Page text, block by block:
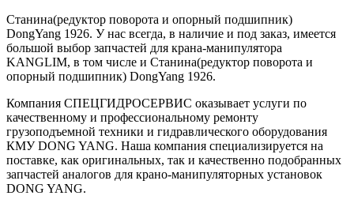
Станина(редуктор поворота и опорный подшипник)
DongYang 1926. У нас всегда, в наличие и под заказ, имеется
большой выбор запчастей для крана-манипулятора
KANGLIM, в том числе и Станина(редуктор поворота и
опорный подшипник) DongYang 1926.
Компания СПЕЦГИДРОСЕРВИС оказывает услуги по
качественному и профессиональному ремонту
грузоподъемной техники и гидравлического оборудования
КМУ DONG YANG. Наша компания специализируется на
поставке, как оригинальных, так и качественно подобранных
запчастей аналогов для крано-манипуляторных установок
DONG YANG.